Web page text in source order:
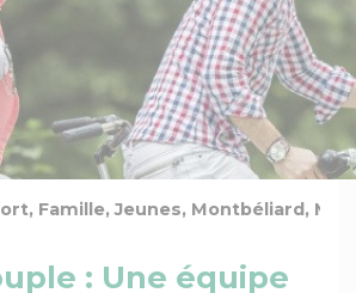
Famille, Jeunes, Montbéliard,
: Une équipe